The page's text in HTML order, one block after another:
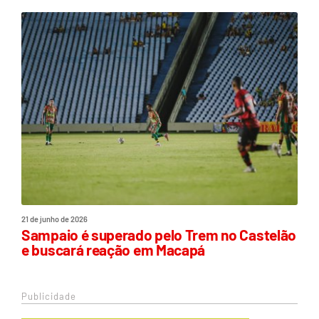
21 de junho de 2026
Sampaio é superado pelo Trem no Castelão
e buscará reação em Macapá
Publicidade